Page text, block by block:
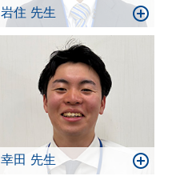
岩住 先生
幸田 先生